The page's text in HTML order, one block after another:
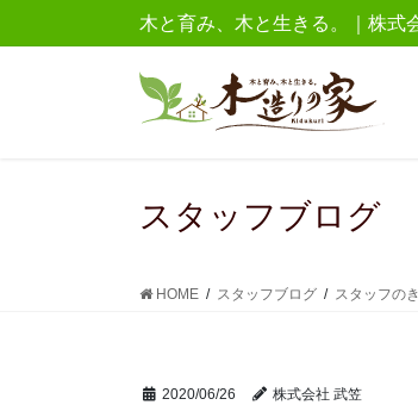
木と育み、木と生きる。｜株式
スタッフブログ
HOME スタッフブログ スタッフの
2020/06/26 株式会社 武笠